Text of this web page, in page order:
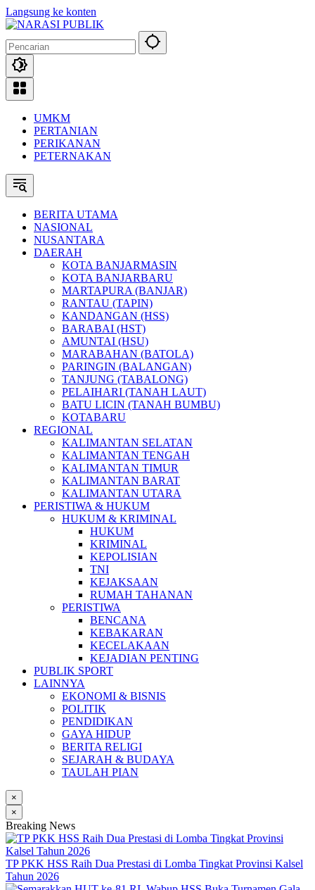
Langsung ke konten
UMKM
PERTANIAN
PERIKANAN
PETERNAKAN
BERITA UTAMA
NASIONAL
NUSANTARA
DAERAH
KOTA BANJARMASIN
KOTA BANJARBARU
MARTAPURA (BANJAR)
RANTAU (TAPIN)
KANDANGAN (HSS)
BARABAI (HST)
AMUNTAI (HSU)
MARABAHAN (BATOLA)
PARINGIN (BALANGAN)
TANJUNG (TABALONG)
PELAIHARI (TANAH LAUT)
BATU LICIN (TANAH BUMBU)
KOTABARU
REGIONAL
KALIMANTAN SELATAN
KALIMANTAN TENGAH
KALIMANTAN TIMUR
KALIMANTAN BARAT
KALIMANTAN UTARA
PERISTIWA & HUKUM
HUKUM & KRIMINAL
HUKUM
KRIMINAL
KEPOLISIAN
TNI
KEJAKSAAN
RUMAH TAHANAN
PERISTIWA
BENCANA
KEBAKARAN
KECELAKAAN
KEJADIAN PENTING
PUBLIK SPORT
LAINNYA
EKONOMI & BISNIS
POLITIK
PENDIDIKAN
GAYA HIDUP
BERITA RELIGI
SEJARAH & BUDAYA
TAULAH PIAN
×
×
Breaking News
TP PKK HSS Raih Dua Prestasi di Lomba Tingkat Provinsi Kalsel
Tahun 2026